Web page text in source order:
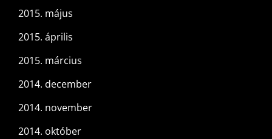
2015. május
2015. április
2015. március
2014. december
2014. november
2014. október